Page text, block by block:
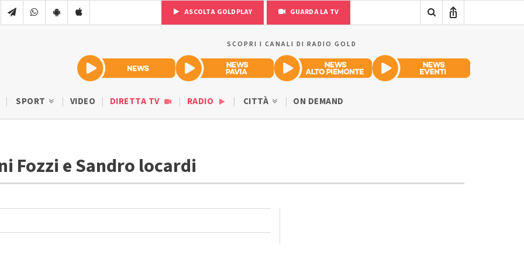
ASCOLTA GOLDPLAY GUARDA LA TV
SCOPRI I CANALI DI RADIO GOLD
SPORT VIDEO DIRETTA TV RADIO CITTÀ ON DEMAND
Fozzi e Sandro locardi